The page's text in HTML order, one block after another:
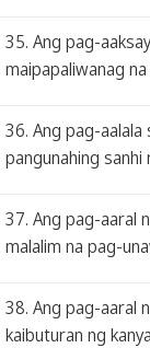
35. Ang pag-
maipapaliwanag
36. Ang pag-aalala
pangunahing sanhi
37. Ang pag-aaral
malalim na pag-
38. Ang pag-aaral
kaibuturan ng